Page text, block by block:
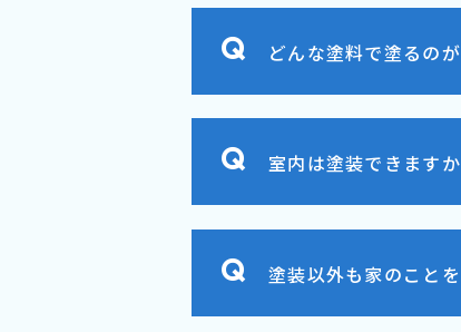
どんな塗料で塗るの
室内は塗装できますか
塗装以外も家のこと